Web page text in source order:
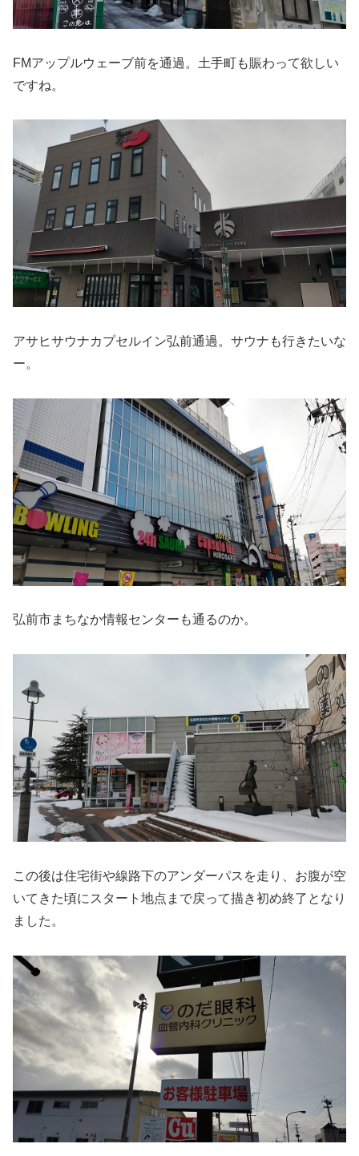
FMアップルウェーブ前を通過。土手町も賑わって欲しい
ですね。
アサヒサウナカプセルイン弘前通過。サウナも行きたいな
ー。
弘前市まちなか情報センターも通るのか。
この後は住宅街や線路下のアンダーパスを走り、お腹が空
いてきた頃にスタート地点まで戻って描き初め終了となり
ました。